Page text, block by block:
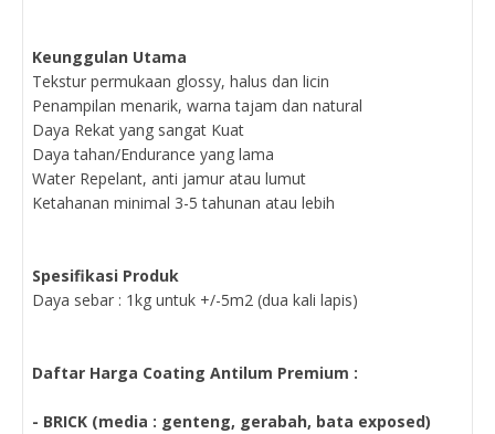
Keunggulan Utama
Tekstur permukaan glossy, halus dan licin
Penampilan menarik, warna tajam dan natural
Daya Rekat yang sangat Kuat
Daya tahan/Endurance yang lama
Water Repelant, anti jamur atau lumut
Ketahanan minimal 3-5 tahunan atau lebih
Spesifikasi Produk
Daya sebar : 1kg untuk +/-5m2 (dua kali lapis)
Daftar Harga Coating Antilum Premium :
- BRICK (media : genteng, gerabah, bata exposed)